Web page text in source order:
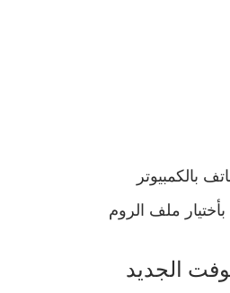
بالكمبيوتر
ملف الروم
الجديد